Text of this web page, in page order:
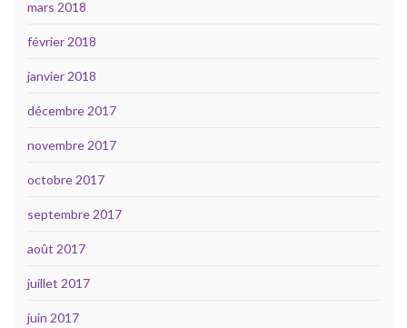
mars 2018
février 2018
janvier 2018
décembre 2017
novembre 2017
octobre 2017
septembre 2017
août 2017
juillet 2017
juin 2017